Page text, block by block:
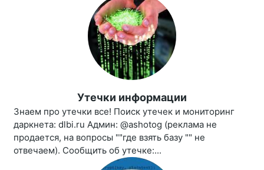
Утечки информации
Знаем про утечки все! Поиск утечек и мониторинг
даркнета: dlbi.ru Админ: @ashotog (реклама не
продается, на вопросы ""где взять базу "" не
отвечаем). Сообщить об утечке:...